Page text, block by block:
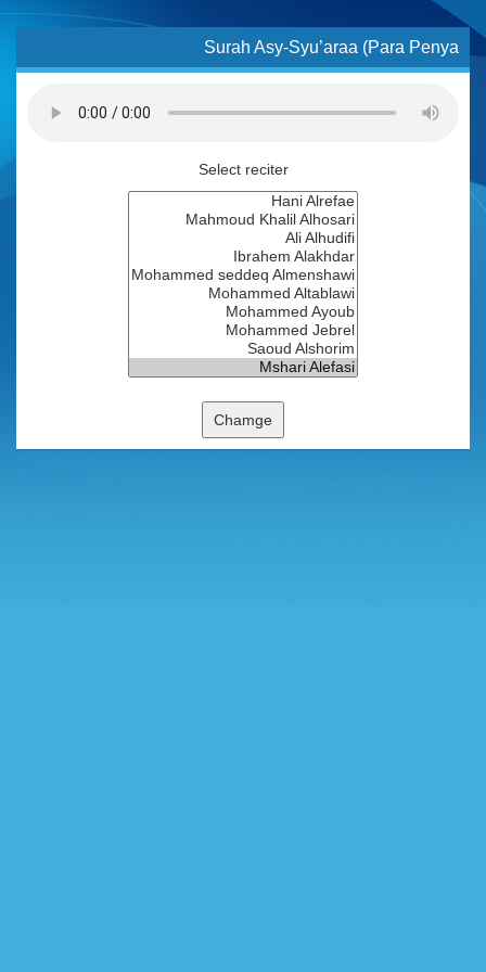
Surah Asy-Syu’araa (Para Penya
Select reciter